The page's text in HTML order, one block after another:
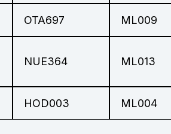
OTA697 ML009
NUE364 ML013
HOD003 ML004